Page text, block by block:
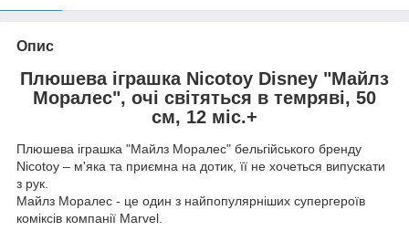
Опис
Плюшева іграшка Nicotoy Disney "Майлз
Моралес", очі світяться в темряві, 50
см, 12 міс.+
Плюшева іграшка "Майлз Моралес" бельгійського бренду
Nicotoy – м'яка та приємна на дотик, її не хочеться випускати
з рук.
Майлз Моралес - це один з найпопулярніших супергероїв
коміксів компанії Marvel.